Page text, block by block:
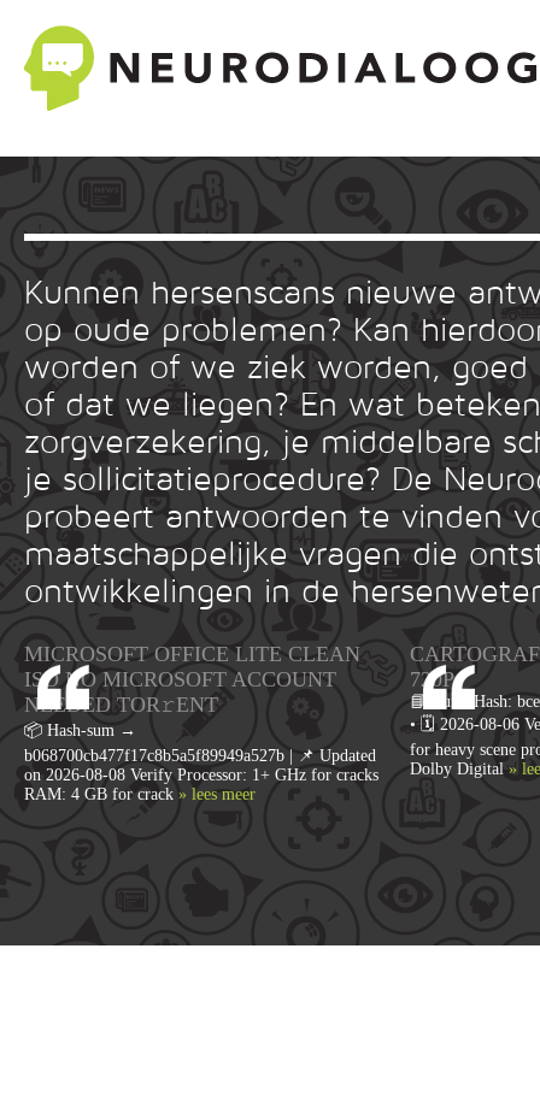
Kunnen hersenscans nieuwe
op oude problemen? Kan
worden of we ziek worden, goed
of dat we liegen? En wat
zorgverzekering, je middelbare
je sollicitatieprocedure? De
probeert antwoorden te vinden
maatschappelijke vragen die
ontwikkelingen in de
MICROSOFT OFFICE LITE CLEAN
ISO NO MICROSOFT ACCOUNT
NEEDED TOR𝚛ENT
📦 Hash-sum →
b068700cb477f17c8b5a5f89949a527b | 📌 Updated
on 2026-08-08 Verify Processor: 1+ GHz for cracks
RAM: 4 GB for crack » lees meer
720P
📘 Build Hash:
• 🗓 2026-08-06
for heavy scene
Dolby Digital »